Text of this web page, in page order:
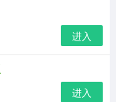
进入
进入